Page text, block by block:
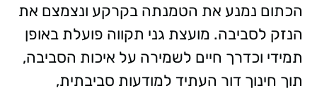
הכתום נמנע את הטמנתה בקרקע ונצמצם את
הנזק לסביבה. מועצת גני תקווה פועלת באופן
תמידי וכדרך חיים לשמירה על איכות הסביבה,
תוך חינוך דור העתיד למודעות סביבתית,